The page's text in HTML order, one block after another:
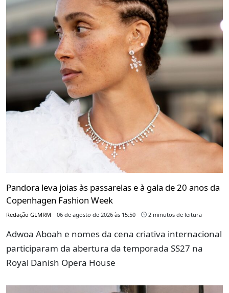
Pandora leva joias às passarelas e à gala de 20 anos da
Copenhagen Fashion Week
Redação GLMRM 06 de agosto de 2026 às 15:50 2 minutos de leitura
Adwoa Aboah e nomes da cena criativa internacional
participaram da abertura da temporada SS27 na
Royal Danish Opera House